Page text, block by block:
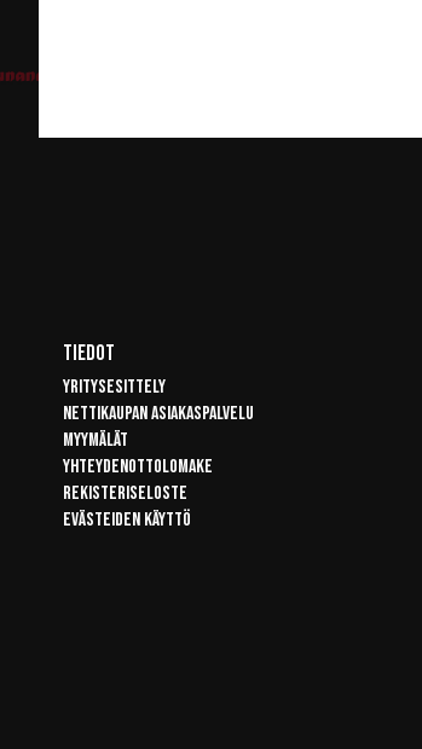
Tiedot
Yritysesittely
Nettikaupan asiakaspalvelu
Myymälät
Yhteydenottolomake
Rekisteriseloste
Evästeiden käyttö